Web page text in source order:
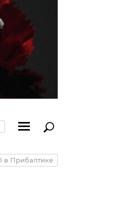
в Прибалтике